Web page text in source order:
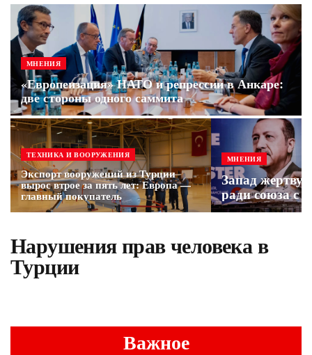
МНЕНИЯ
«Европеизация» НАТО и репрессии в Анкаре:
две стороны одного саммита
ТЕХНИКА И ВООРУЖЕНИЯ
Экспорт вооружений из Турции
вырос втрое за пять лет: Европа —
главный покупатель
МНЕНИЯ
Запад
ради союза с
Нарушения прав человека в
Турции
Важное